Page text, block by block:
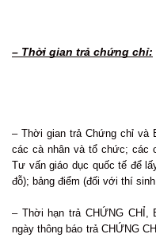
– Thời gian trả chứng chỉ:
– Thời gian trả Chứng chỉ và
các cà nhân và tổ chức; các
Tư vấn giáo dục quốc tế để
đỗ); bảng điểm (đối với thí
– Thời hạn trả CHỨNG
ngày thông báo trả CHỨNG